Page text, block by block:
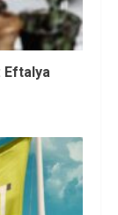
Eftalya